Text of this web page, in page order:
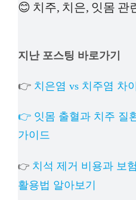
😊 치주, 치은, 잇몸 관
지난 포스팅 바로가기
👉 치은염 vs 치주염 차
👉 잇몸 출혈과 치주 질
가이드
👉 치석 제거 비용과 보
활용법 알아보기